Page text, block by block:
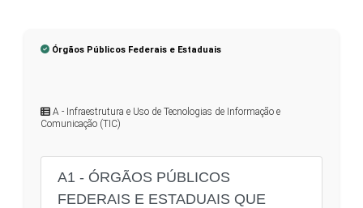
Órgãos Públicos Federais e Estaduais
A - Infraestrutura e Uso de Tecnologias de Informação e
Comunicação (TIC)
A1 - ÓRGÃOS PÚBLICOS
FEDERAIS E ESTADUAIS QUE